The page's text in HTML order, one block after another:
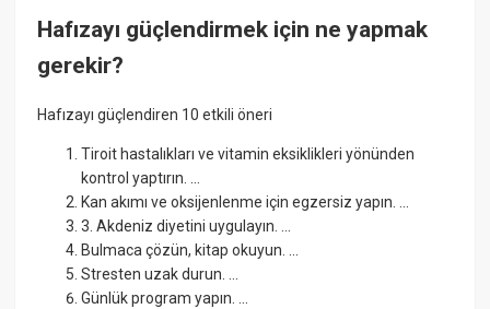
Hafızayı güçlendirmek için ne yapmak
gerekir?
Hafızayı güçlendiren 10 etkili öneri
Tiroit hastalıkları ve vitamin eksiklikleri yönünden
kontrol yaptırın. ...
Kan akımı ve oksijenlenme için egzersiz yapın. ...
3. Akdeniz diyetini uygulayın. ...
Bulmaca çözün, kitap okuyun. ...
Stresten uzak durun. ...
Günlük program yapın. ...